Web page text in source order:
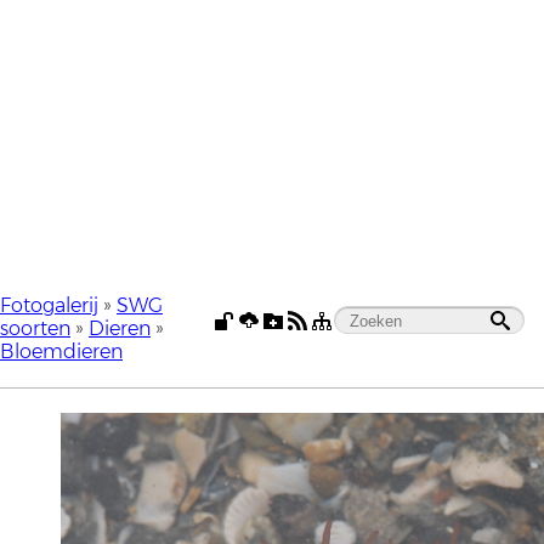
Fotogalerij » SWG
soorten » Dieren »
Bloemdieren